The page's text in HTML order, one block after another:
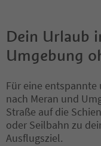
Dein Urlaub
Umgebung
Für eine
nach Meran und
Straße auf die
oder Seilbahn zu
Ausflugsziel.